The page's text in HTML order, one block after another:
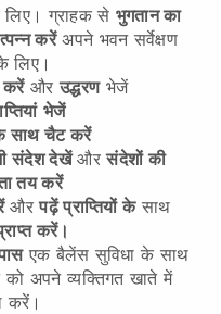
ग्राहक से भुगतान का
करें अपने भवन सर्वेक्षण
लिए।
औरउद्धरणभेजें
भेजें
साथ चैट करें
संदेश देखेंऔरसंदेशों की
तय करें
औरपढ़ें प्राप्तियों केसाथ
करें।
एक बैलेंस सुविधा के साथ
अपने व्यक्तिगत खाते में
करें।